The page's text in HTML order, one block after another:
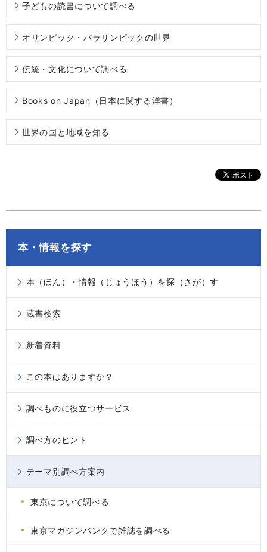
子どもの読書について調べる
オリンピック・パラリンピックの世界
伝統・文化について調べる
Books on Japan（日本に関する洋書）
世界の国と地域を知る
本・情報を探す
本（ほん）・情報（じょうほう）を探（さが）す
蔵書検索
新着資料
この本はありますか？
調べものに役立つサービス
調べ方のヒント
テーマ別調べ方案内
東京について調べる
東京マガジンバンクで雑誌を調べる